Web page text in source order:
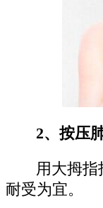
2、按压
用大拇
耐受为宜。